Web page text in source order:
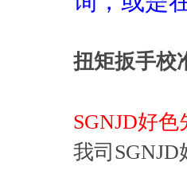
扭矩扳手校
SGNJD好
我司SGNJD